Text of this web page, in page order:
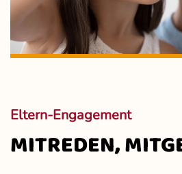
Eltern-Engagement
MITREDEN,